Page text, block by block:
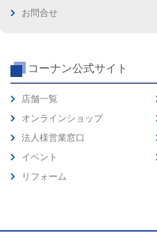
お問合せ
コーナン公式サイト
店舗一覧
オンラインショップ
法人様営業窓口
イベント
リフォーム